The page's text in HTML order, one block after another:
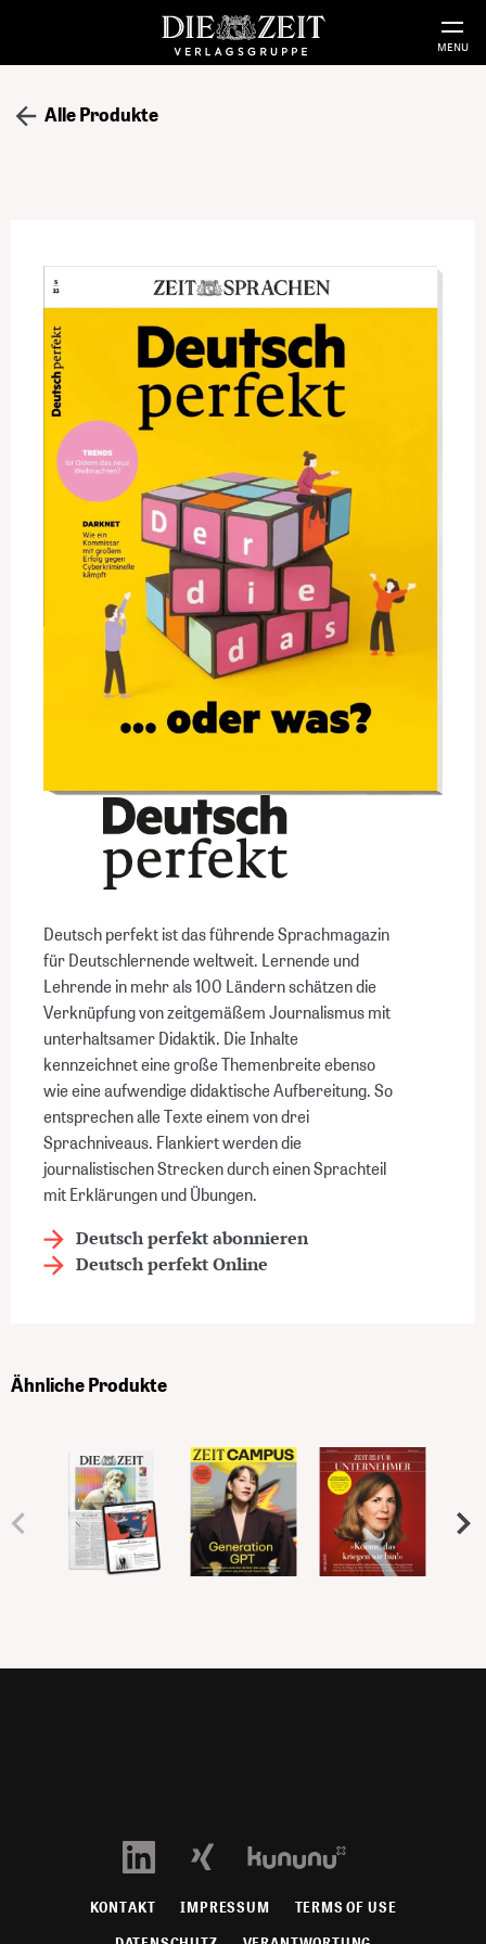
MENU
Alle Produkte
Deutsch perfekt ist das führende Sprachmagazin
für Deutschlernende weltweit. Lernende und
Lehrende in mehr als 100 Ländern schätzen die
Verknüpfung von zeitgemäßem Journalismus mit
unterhaltsamer Didaktik. Die Inhalte
kennzeichnet eine große Themenbreite ebenso
wie eine aufwendige didaktische Aufbereitung. So
entsprechen alle Texte einem von drei
Sprachniveaus. Flankiert werden die
journalistischen Strecken durch einen Sprachteil
mit Erklärungen und Übungen.
Deutsch perfekt abonnieren
Deutsch perfekt Online
Ähnliche Produkte
KONTAKT IMPRESSUM TERMS OF USE